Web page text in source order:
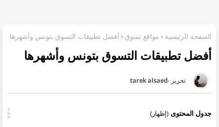
الصفحة الرئيسية مواقع تسوق أفضل تطبيقات التسوق بتونس وأشهرها
أفضل تطبيقات التسوق بتونس وأشهرها
tarek alsaed
جدول المحتوى (إظهار)